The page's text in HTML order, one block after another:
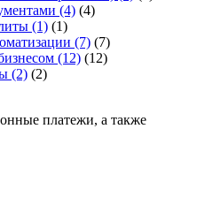
(4) (4)
(1) (1)
(7) (7)
(12) (12)
(2) (2)
платежи, а также